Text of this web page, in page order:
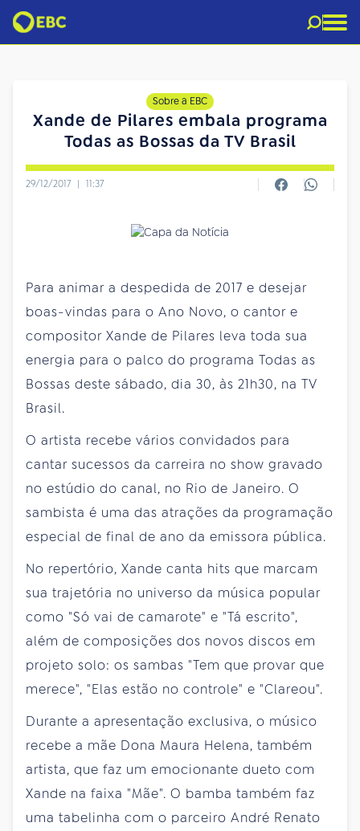
Sobre a EBC
Xande de Pilares embala programa
Todas as Bossas da TV Brasil
29/12/2017 | 11:37
Para animar a despedida de 2017 e desejar
boas-vindas para o Ano Novo, o cantor e
compositor Xande de Pilares leva toda sua
energia para o palco do programa Todas as
Bossas deste sábado, dia 30, às 21h30, na TV
Brasil.
O artista recebe vários convidados para
cantar sucessos da carreira no show gravado
no estúdio do canal, no Rio de Janeiro. O
sambista é uma das atrações da programação
especial de final de ano da emissora pública.
No repertório, Xande canta hits que marcam
sua trajetória no universo da música popular
como "Só vai de camarote" e "Tá escrito",
além de composições dos novos discos em
projeto solo: os sambas "Tem que provar que
merece", "Elas estão no controle" e "Clareou".
Durante a apresentação exclusiva, o músico
recebe a mãe Dona Maura Helena, também
artista, que faz um emocionante dueto com
Xande na faixa "Mãe". O bamba também faz
uma tabelinha com o parceiro André Renato